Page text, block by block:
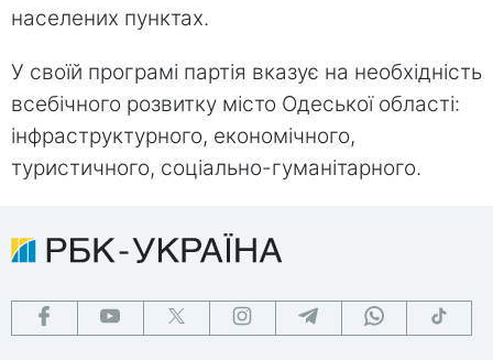
населених пунктах.
У своїй програмі партія вказує на необхідність
всебічного розвитку місто Одеської області:
інфраструктурного, економічного,
туристичного, соціально-гуманітарного.